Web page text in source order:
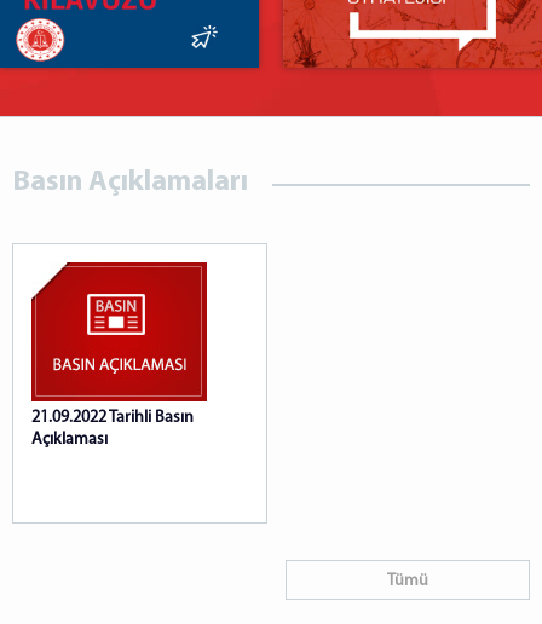
Basın Açıklamaları
21.09.2022 Tarihli Basın
Açıklaması
Tümü